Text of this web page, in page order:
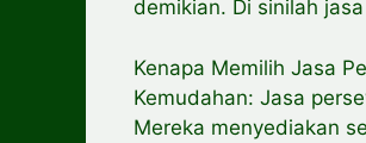
demikian. Di sinilah
Kenapa Memilih Jasa
Kemudahan: Jasa
Mereka menyediakan